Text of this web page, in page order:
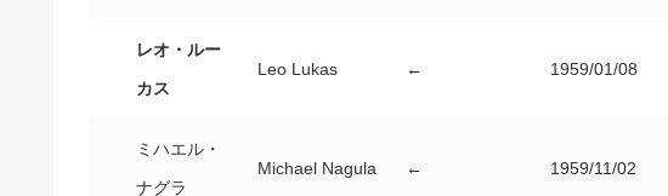
レオ・ルー
カス
Leo Lukas ← 1959/01/08
ミハエル・
ナグラ
Michael Nagula ← 1959/11/02